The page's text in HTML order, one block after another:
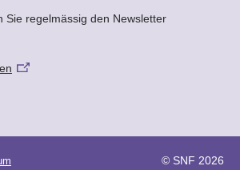
Sie regelmässig den Newsletter
© SNF 2026